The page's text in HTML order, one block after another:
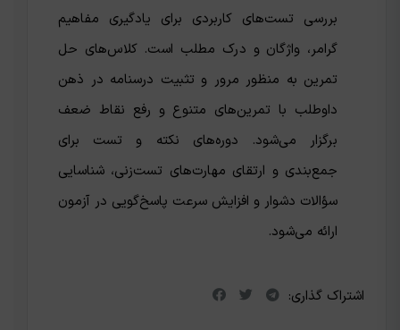
بررسی تست‌های کاربردی برای یادگیری مفاهیم
گرامر، واژگان و درک مطلب است. کلاس‌های حل
تمرین به منظور مرور و تثبیت درسنامه در ذهن
داوطلب با تمرین‌های متنوع و رفع نقاط ضعف
برگزار می‌شود. دوره‌های نکته و تست برای
جمع‌بندی و ارتقای مهارت‌های تست‌زنی، شناسایی
سؤالات دشوار و افزایش سرعت پاسخ‌گویی در آزمون
ارائه می‌شود.
اشتراک گذاری: